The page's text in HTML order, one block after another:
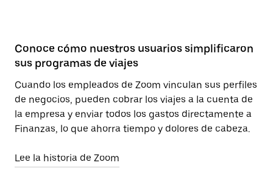
Conoce cómo nuestros usuarios simplificaron
sus programas de viajes
Cuando los empleados de Zoom vinculan sus perfiles
de negocios, pueden cobrar los viajes a la cuenta de
la empresa y enviar todos los gastos directamente a
Finanzas, lo que ahorra tiempo y dolores de cabeza.
Lee la historia de Zoom